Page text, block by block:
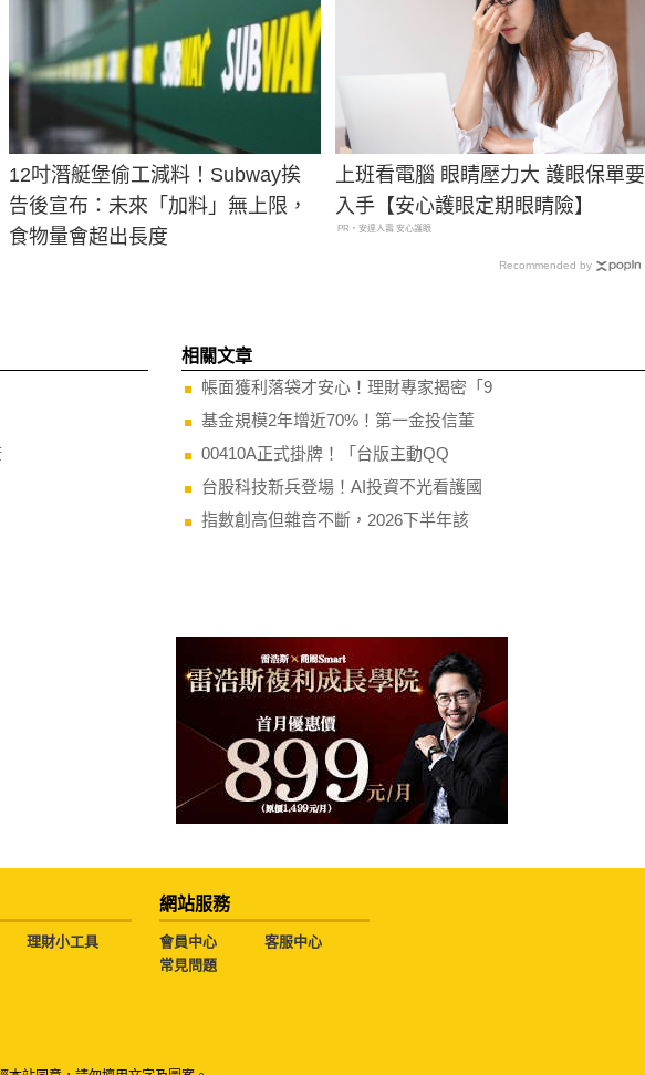
12吋潛艇堡偷工減料！Subway挨
告後宣布：未來「加料」無上限，
食物量會超出長度
上班看電腦 眼睛壓力大 護眼保單要
入手【安心護眼定期眼睛險】
PR・安達人壽 安心護眼
Recommended by
相關文章
帳面獲利落袋才安心！理財專家揭密「9
基金規模2年增近70%！第一金投信董
00410A正式掛牌！「台版主動QQ
台股科技新兵登場！AI投資不光看護國
指數創高但雜音不斷，2026下半年該
理財小工具
網站服務
會員中心
客服中心
常見問題